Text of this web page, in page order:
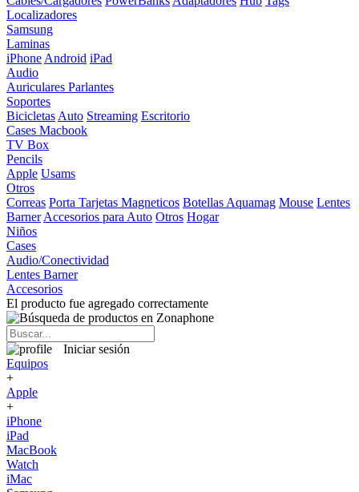
Localizadores
Samsung
Laminas
iPhone Android iPad
Audio
Auriculares Parlantes
Soportes
Bicicletas Auto Streaming Escritorio
Cases Macbook
TV Box
Pencils
Apple Usams
Otros
Correas Porta Tarjetas Magneticos Botellas Aquamag Mouse Lentes
Barner Accesorios para Auto Otros Hogar
Niños
Cases
Audio/Conectividad
Lentes Barner
Accesorios
El producto fue agregado correctamente
Iniciar sesión
Equipos
+
Apple
+
iPhone
iPad
MacBook
Watch
iMac